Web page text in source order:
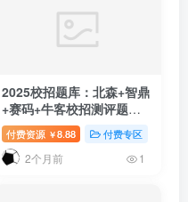
2025校招题库：北森+智鼎
+赛码+牛客校招测评题库
+答案解析（可直接搜索）
付费资源 ￥8.88 付费专区
2个月前 1